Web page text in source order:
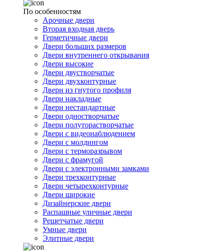
По особенностям
Арочные двери
Вторая входная дверь
Герметичные двери
Двери больших размеров
Двери внутреннего открывания
Двери высокие
Двери двустворчатые
Двери двухконтурные
Двери из гнутого профиля
Двери накладные
Двери нестандартные
Двери одностворчатые
Двери полуторастворчатые
Двери с видеонаблюдением
Двери с молдингом
Двери с терморазрывом
Двери с фрамугой
Двери с электронными замками
Двери трехконтурные
Двери четырехконтурные
Двери широкие
Дизайнерские двери
Распашные уличные двери
Решетчатые двери
Умные двери
Элитные двери